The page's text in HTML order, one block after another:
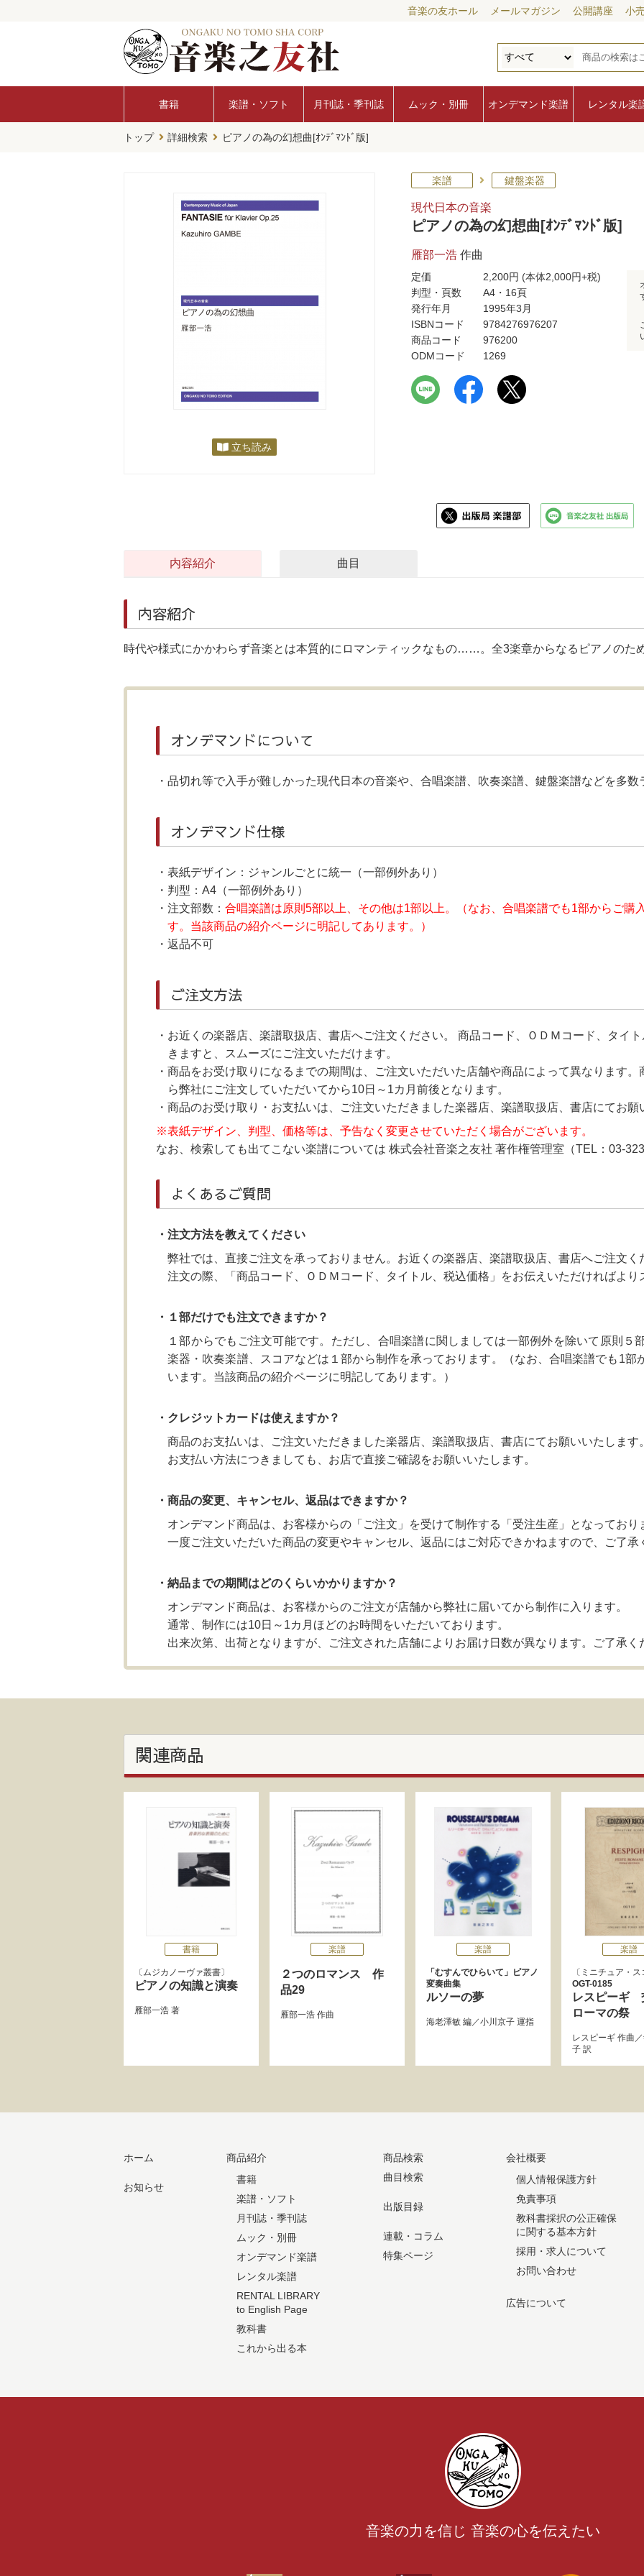
音楽の友ホール メールマガジン 公開講座 小
書籍 楽譜・ソフト 月刊誌・季刊誌 ムック・別冊 オンデマンド楽譜 レンタル楽
トップ 詳細検索 ピアノの為の幻想曲[ｵﾝﾃﾞﾏﾝﾄﾞ版]
立ち読み
楽譜 鍵盤楽器
現代日本の音楽
ピアノの為の幻想曲[ｵﾝﾃﾞﾏﾝﾄﾞ版]
雁部一浩 作曲
定価 2,200円 (本体2,000円+税)
判型・頁数
A4・16頁
発行年月
1995年3月
ISBNコード
9784276976207
商品コード
976200
ODMコード
1269
内容紹介 曲目
内容紹介
時代や様式にかかわらず音楽とは本質的にロマンティックなもの……。全3楽章からなるピアノのた
オンデマンドについて
品切れ等で入手が難しかった現代日本の音楽や、合唱楽譜、吹奏楽譜、鍵盤楽譜などを多数
オンデマンド仕様
表紙デザイン：ジャンルごとに統一（一部例外あり）
判型：A4（一部例外あり）
注文部数： 合唱楽譜は原則5部以上、その他は1部以上。（なお、合唱楽譜でも1部からご購
す。当該商品の紹介ページに明記してあります。）
返品不可
ご注文方法
お近くの楽器店、楽譜取扱店、書店へご注文ください。 商品コード、ＯＤＭコード、タイ
きますと、スムーズにご注文いただけます。
商品をお受け取りになるまでの期間は、ご注文いただいた店舗や商品によって異なります
ら弊社にご注文していただいてから10日～1カ月前後となります。
商品のお受け取り・お支払いは、ご注文いただきました楽器店、楽譜取扱店、書店にてお願
※表紙デザイン、判型、価格等は、予告なく変更させていただく場合がございます。
なお、検索しても出てこない楽譜については 株式会社音楽之友社 著作権管理室（TEL：03-
よくあるご質問
・注文方法を教えてください
弊社では、直接ご注文を承っておりません。お近くの楽器店、楽譜取扱店、書店へご注文く
注文の際、「商品コード、ＯＤＭコード、タイトル、税込価格」をお伝えいただければより
・１部だけでも注文できますか？
１部からでもご注文可能です。ただし、合唱楽譜に関しましては一部例外を除いて原則５
楽器・吹奏楽譜、スコアなどは１部から制作を承っております。（なお、合唱楽譜でも1部
います。当該商品の紹介ページに明記してあります。）
・クレジットカードは使えますか？
商品のお支払いは、ご注文いただきました楽器店、楽譜取扱店、書店にてお願いいたします
お支払い方法につきましても、お店で直接ご確認をお願いいたします。
・商品の変更、キャンセル、返品はできますか？
オンデマンド商品は、お客様からの「ご注文」を受けて制作する「受注生産」となっており
一度ご注文いただいた商品の変更やキャンセル、返品にはご対応できかねますので、ご了承
・納品までの期間はどのくらいかかりますか？
オンデマンド商品は、お客様からのご注文が店舗から弊社に届いてから制作に入ります。
通常、制作には10日～1カ月ほどのお時間をいただいております。
出来次第、出荷となりますが、ご注文された店舗によりお届け日数が異なります。ご了承く
関連商品
書籍
ムジカノーヴァ叢書
ピアノの知識と演奏
雁部一浩 著
楽譜
２つのロマンス 作
品29
雁部一浩 作曲
楽譜
「むすんでひらいて」ピアノ
変奏曲集
ルソーの夢
海老澤敏 編／小川京子 運指
楽譜
ミニチュア・ス
OGT-0185
レスピーギ
ローマの祭
レスピーギ 作曲／
子 訳
ホーム
お知らせ
商品紹介
書籍
楽譜・ソフト
月刊誌・季刊誌
ムック・別冊
オンデマンド楽譜
レンタル楽譜
RENTAL LIBRARY
to English Page
教科書
これから出る本
商品検索
曲目検索
出版目録
連載・コラム
特集ページ
会社概要
個人情報保護方針
免責事項
教科書採択の公正確保
に関する基本方針
採用・求人について
お問い合わせ
広告について
音楽の力を信じ 音楽の心を伝えたい